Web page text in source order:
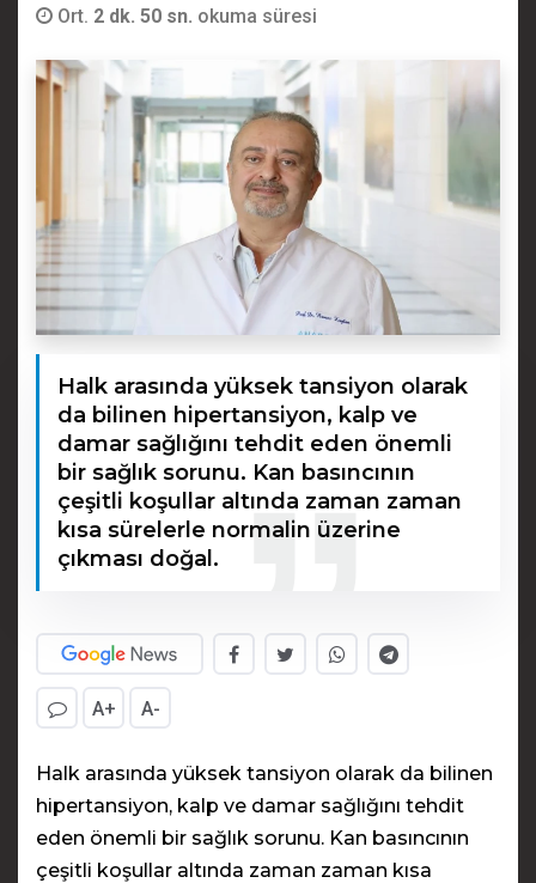
Ort. 2 dk. 50 sn. okuma süresi
Halk arasında yüksek tansiyon olarak
da bilinen hipertansiyon, kalp ve
damar sağlığını tehdit eden önemli
bir sağlık sorunu. Kan basıncının
çeşitli koşullar altında zaman zaman
kısa sürelerle normalin üzerine
çıkması doğal.
A+ A-
Halk arasında yüksek tansiyon olarak da bilinen
hipertansiyon, kalp ve damar sağlığını tehdit
eden önemli bir sağlık sorunu. Kan basıncının
çeşitli koşullar altında zaman zaman kısa